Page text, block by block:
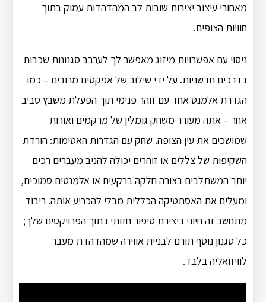
מאחורי עיצוב יצירות שובות לב המהדהדות עמוק בתוך
חוויות הצופים.
ניסוי עם אפשרויות מיזוג מאפשר לך לערבב סגנונות שכבות
בדרכים חדשניות. על ידי שילוב של אפקטים מרובים – כמו
הגדרת אלמנט אחד עם זוהר פנימי תוך הפעלת משבץ סביב
אחר – אתה מעורר משחק גומלין של מרקמים ואורות
שמושכים את עין הצופה. שחק עם הגדרות האטימות: הורדת
השקיפות של צללים או זוהרים יכולה להניב מעברים רכים
יותר המשתלבים בצורה חלקה ברקעים או אלמנטים סמוכים,
ומעלים את האסתטיקה הכללית מבלי להכריע אותה. ריבוד
מתחשב זה חיוני ביצירת סיפור חזותי בתוך הפרויקטים שלך;
כל סגנון נוסף תורם לבניית אווירה שמהדהדת מעבר
לוויזואליה בלבד.